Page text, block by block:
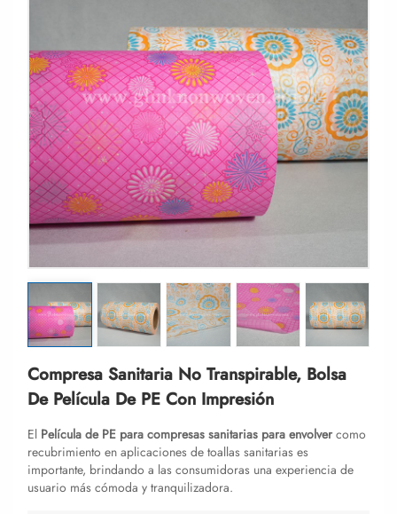
Compresa Sanitaria No Transpirable, Bolsa
De Película De PE Con Impresión
El Película de PE para compresas sanitarias para envolvercomo
recubrimiento en aplicaciones de toallas sanitarias es
importante, brindando a las consumidoras una experiencia de
usuario más cómoda y tranquilizadora.